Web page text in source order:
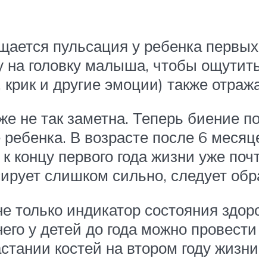
пульсация у ребенка
на головку малыша, чтобы
и другие эмоции) также
не так заметна. Теперь биение
В возрасте после 6
концу первого года жизни уже
слишком сильно, следует
только индикатор состояния
у детей до года можно
костей на втором году